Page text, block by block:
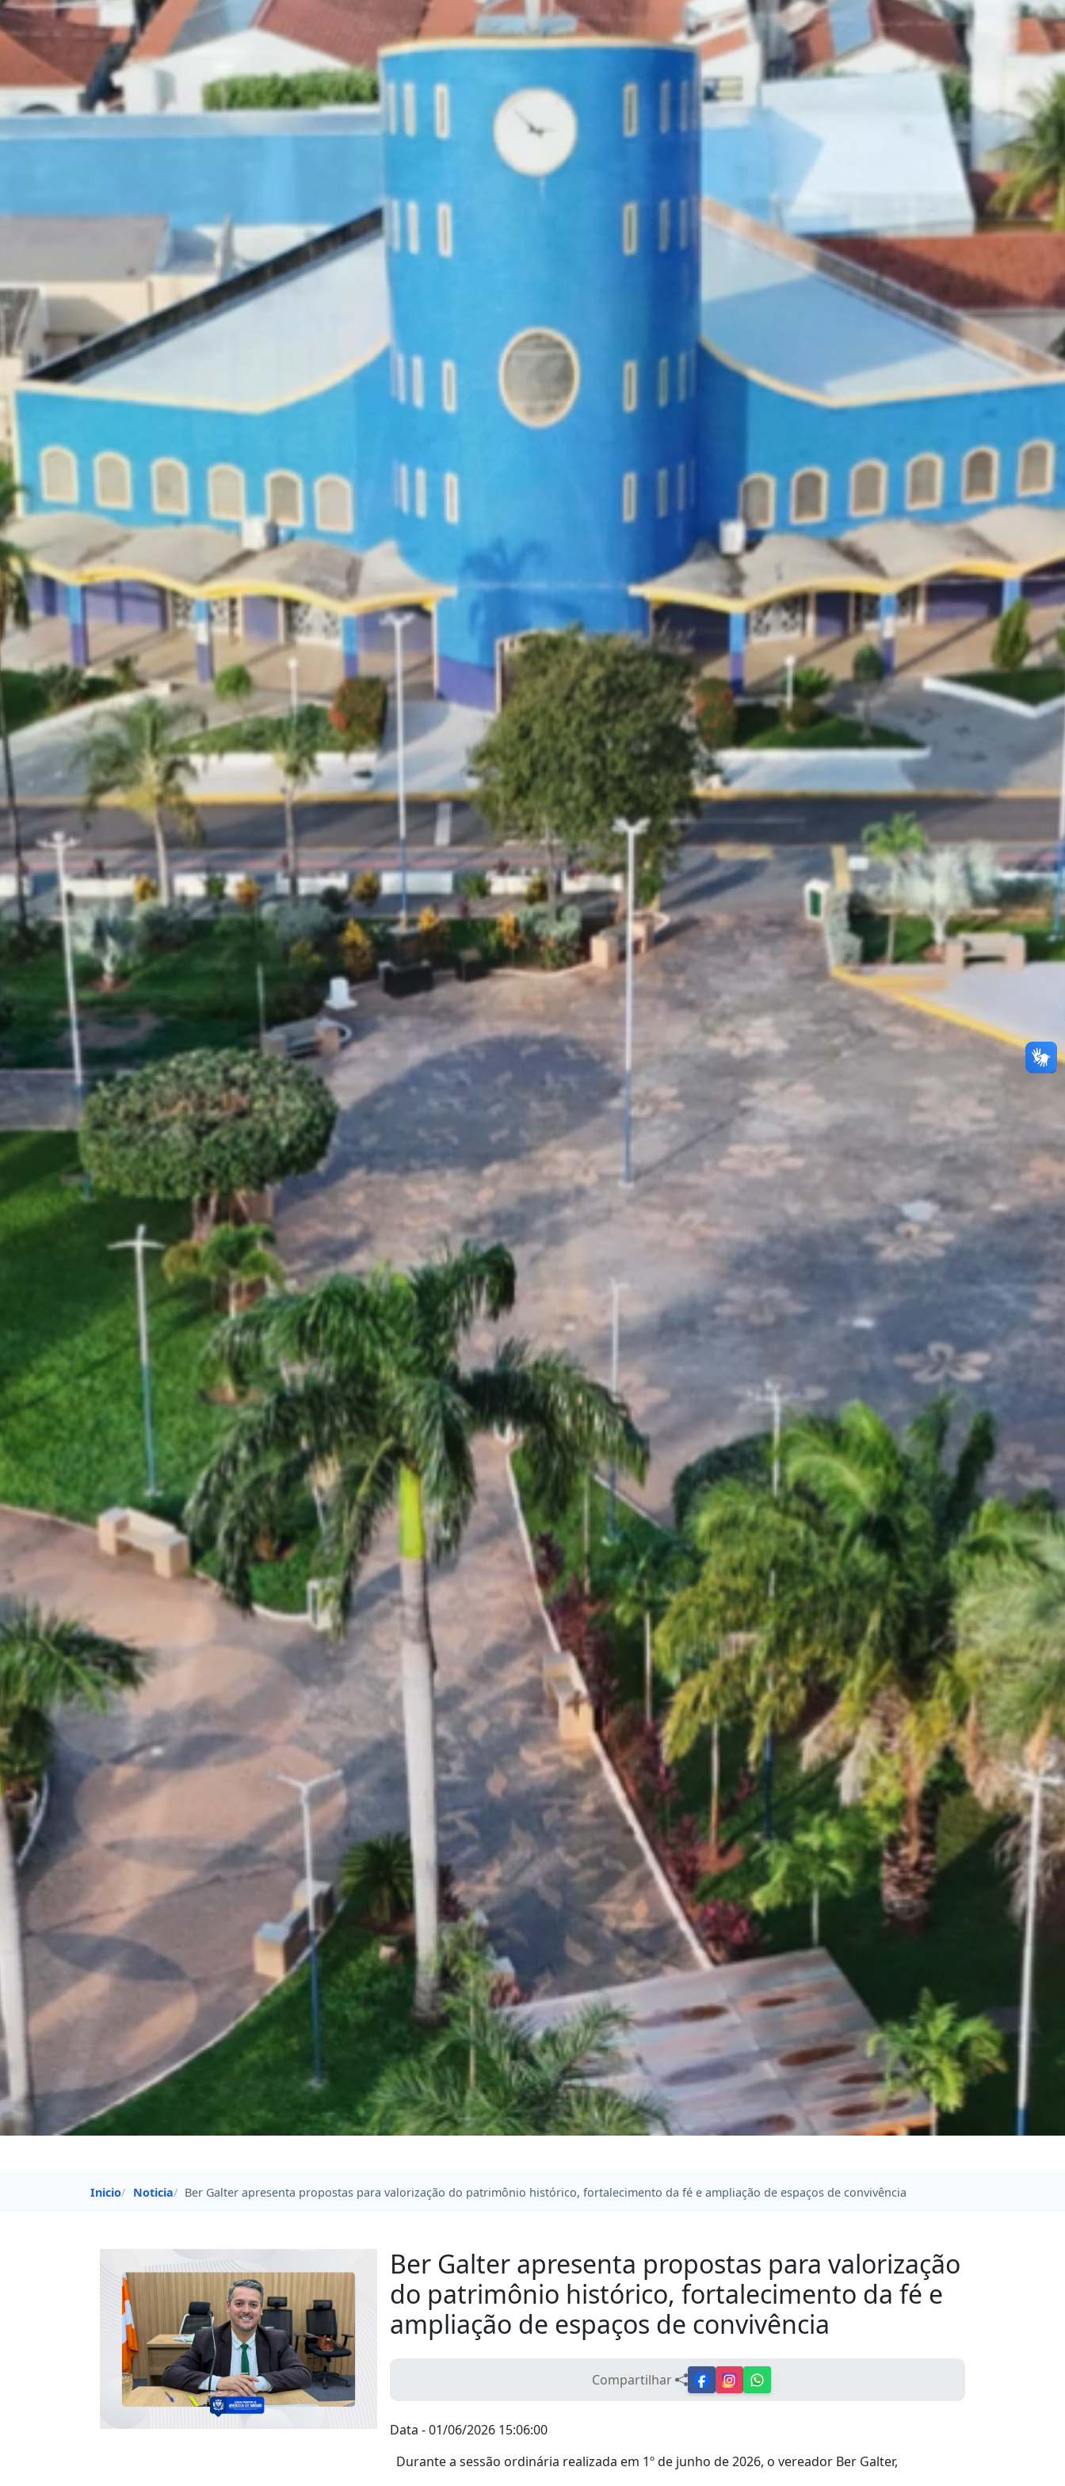
Inicio Noticia Ber Galter apresenta propostas para valorização do patrimônio histórico, fortalecimento da fé e ampliação de espaços de convivência
Ber Galter apresenta propostas para valorização
do patrimônio histórico, fortalecimento da fé e
ampliação de espaços de convivência
Compartilhar
Data - 01/06/2026 15:06:00
Durante a sessão ordinária realizada em 1º de junho de 2026, o vereador Ber Galter,